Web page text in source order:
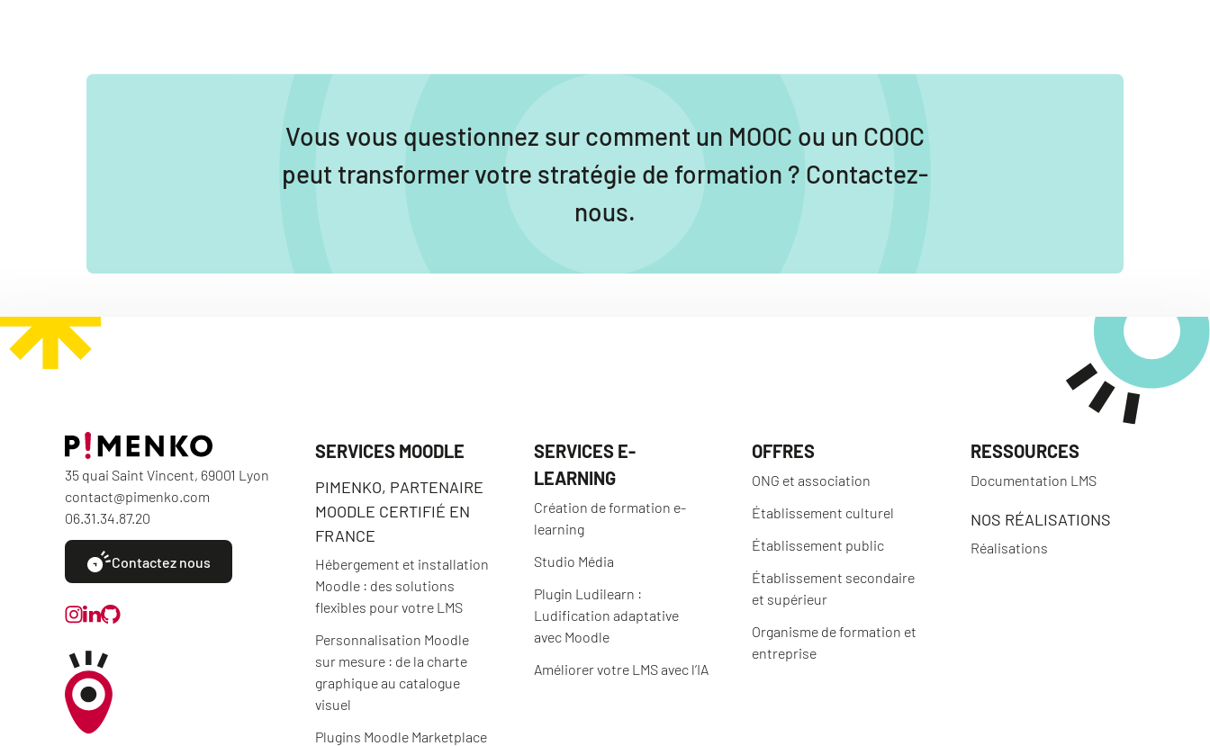
Vous vous questionnez sur comment un MOOC ou un COOC
peut transformer votre stratégie de formation ? Contactez-
nous.
35 quai Saint Vincent, 69001 Lyon
contact@pimenko.com
06.31.34.87.20
Contactez nous
SERVICES MOODLE
PIMENKO, PARTENAIRE
MOODLE CERTIFIÉ EN
FRANCE
Hébergement et installation
Moodle : des solutions
flexibles pour votre LMS
Personnalisation Moodle
sur mesure : de la charte
graphique au catalogue
visuel
Plugins Moodle Marketplace
SERVICES E-
LEARNING
Création de formation e-
learning
Studio Média
Plugin Ludilearn :
Ludification adaptative
avec Moodle
Améliorer votre LMS avec l’IA
OFFRES
ONG et association
Établissement culturel
Établissement public
Établissement secondaire
et supérieur
Organisme de formation et
entreprise
RESSOURCES
Documentation LMS
NOS RÉALISATIONS
Réalisations